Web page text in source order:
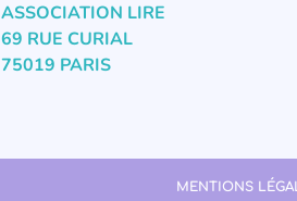
ASSOCIATION LIRE
69 RUE CURIAL
75019 PARIS
MENTIONS